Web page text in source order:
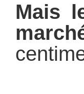
Mais